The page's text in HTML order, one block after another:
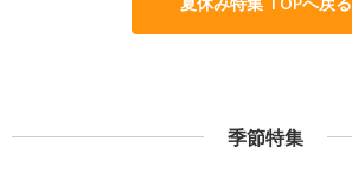
季節特集